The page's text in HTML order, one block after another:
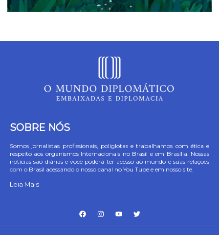
SOBRE NÓS
Somos jornalistas profissionais, poliglotas e trabalhamos com ética e
respeito aos organismos Internacionais no Brasil e em Brasília. Nossas
notícias são diárias e você poderá ter acesso ao mundo e suas relações
com o Brasil acessando o nosso canal no You Tube e em nosso site.
Leia Mais